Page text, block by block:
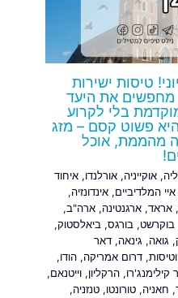
טיסות ישירות
✈️ מחפשים את היעד
בלי לקרוע
פשוט קסם – מזג
מהממת, אוכל
,אוקייניה,אורלנדו,איחוד
איי המלדיביים,אינדונזיה,
,אראד,ארגנטינה,ארה"ב,
בוקרשט, בורגס, ביאלסטוק,
, גואה, גינאה,דאר
,דרום אמריקה,הודו,
קילימנג'רו,הרקליון,וייטנאם,
, חאניה,טורונטו,טנזניה,